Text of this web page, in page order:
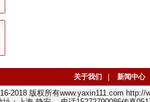
关于我们 新闻中心
2018 版权所有www.yaxin111.com